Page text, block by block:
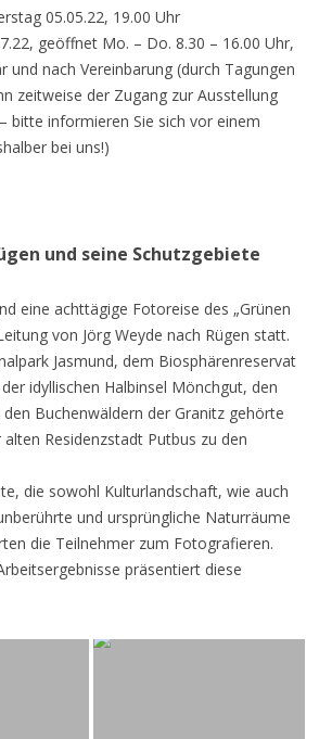
05.05.22, 19.00 Uhr
geöffnet Mo. – Do. 8.30 – 16.00 Uhr,
und nach Vereinbarung (durch Tagungen
zeitweise der Zugang zur Ausstellung
bitte informieren Sie sich vor einem
bei uns!)
und seine Schutzgebiete
eine achttägige Fotoreise des „Grünen
von Jörg Weyde nach Rügen statt.
Jasmund, dem Biosphärenreservat
idyllischen Halbinsel Mönchgut, den
Buchenwäldern der Granitz gehörte
Residenzstadt Putbus zu den
die sowohl Kulturlandschaft, wie auch
und ursprüngliche Naturräume
die Teilnehmer zum Fotografieren.
präsentiert diese